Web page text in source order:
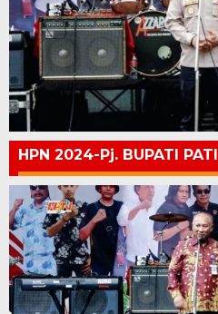
HPN 2024-Pj. BUPATI PATI